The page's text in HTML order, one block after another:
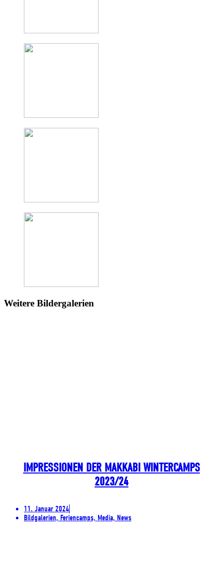
Weitere Bildergalerien
IMPRESSIONEN DER MAKKABI WINTERCAMPS
2023/24
11. Januar 2024
Bildgalerien, Feriencamps, Media, News